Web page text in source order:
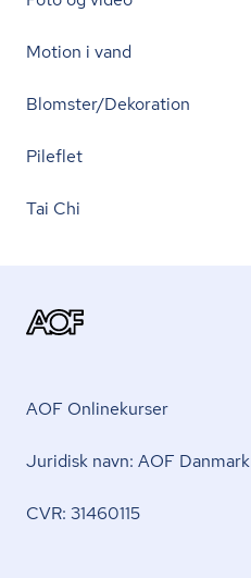
Motion i vand
Blomster/Dekoration
Pileflet
Tai Chi
AOF Onlinekurser
Juridisk navn: AOF Danmark
CVR: 31460115